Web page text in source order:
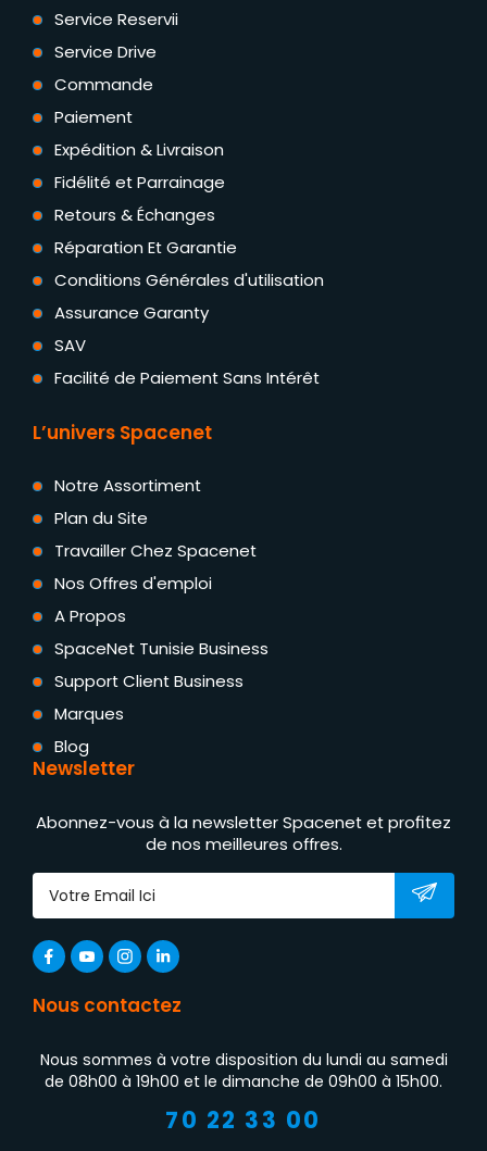
Service Reservii
Service Drive
Commande
Paiement
Expédition & Livraison
Fidélité et Parrainage
Retours & Échanges
Réparation Et Garantie
Conditions Générales d'utilisation
Assurance Garanty
SAV
Facilité de Paiement Sans Intérêt
L’univers Spacenet
Notre Assortiment
Plan du Site
Travailler Chez Spacenet
Nos Offres d'emploi
A Propos
SpaceNet Tunisie Business
Support Client Business
Marques
Blog
Newsletter
Abonnez-vous à la newsletter Spacenet et profitez
de nos meilleures offres.
Nous contactez
Nous sommes à votre disposition du lundi au samedi
de 08h00 à 19h00 et le dimanche de 09h00 à 15h00.
70 22 33 00